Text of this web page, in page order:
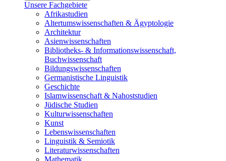
Unsere Fachgebiete
Afrikastudien
Altertumswissenschaften & Ägyptologie
Architektur
Asienwissenschaften
Bibliotheks- & Informationswissenschaft,
Buchwissenschaft
Bildungswissenschaften
Germanistische Linguistik
Geschichte
Islamwissenschaft & Nahoststudien
Jüdische Studien
Kulturwissenschaften
Kunst
Lebenswissenschaften
Linguistik & Semiotik
Literaturwissenschaften
Mathematik